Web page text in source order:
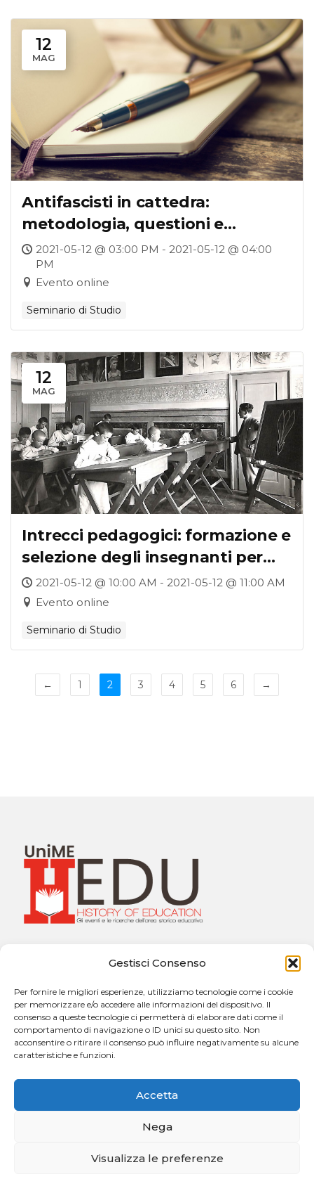
Gestisci Consenso
Per fornire le migliori esperienze, utilizziamo tecnologie come i cookie
per memorizzare e/o accedere alle informazioni del dispositivo. Il
consenso a queste tecnologie ci permetterà di elaborare dati come il
comportamento di navigazione o ID unici su questo sito. Non
acconsentire o ritirare il consenso può influire negativamente su alcune
caratteristiche e funzioni.
Accetta
Nega
Visualizza le preferenze
12
MAG
Antifascisti in cattedra:
metodologia, questioni e
prospettive di ricerca nelle carte
del Casellario Politico Centrale
2021-05-12 @ 03:00 PM - 2021-05-12 @ 04:00
PM
Evento online
Seminario di Studio
12
MAG
Intrecci pedagogici: formazione e
selezione degli insegnanti per
la “Colonia-scuola Antonio
Marro”
2021-05-12 @ 10:00 AM - 2021-05-12 @ 11:00 AM
Evento online
Seminario di Studio
← 1 2 3 4 5 6 →
Dipartimento di Scienze Cognitive, Psicologiche,
Sezione di Pedagogia “Giuseppe Catalfamo”
Via Concezione, n. 8 – 98121 Messina